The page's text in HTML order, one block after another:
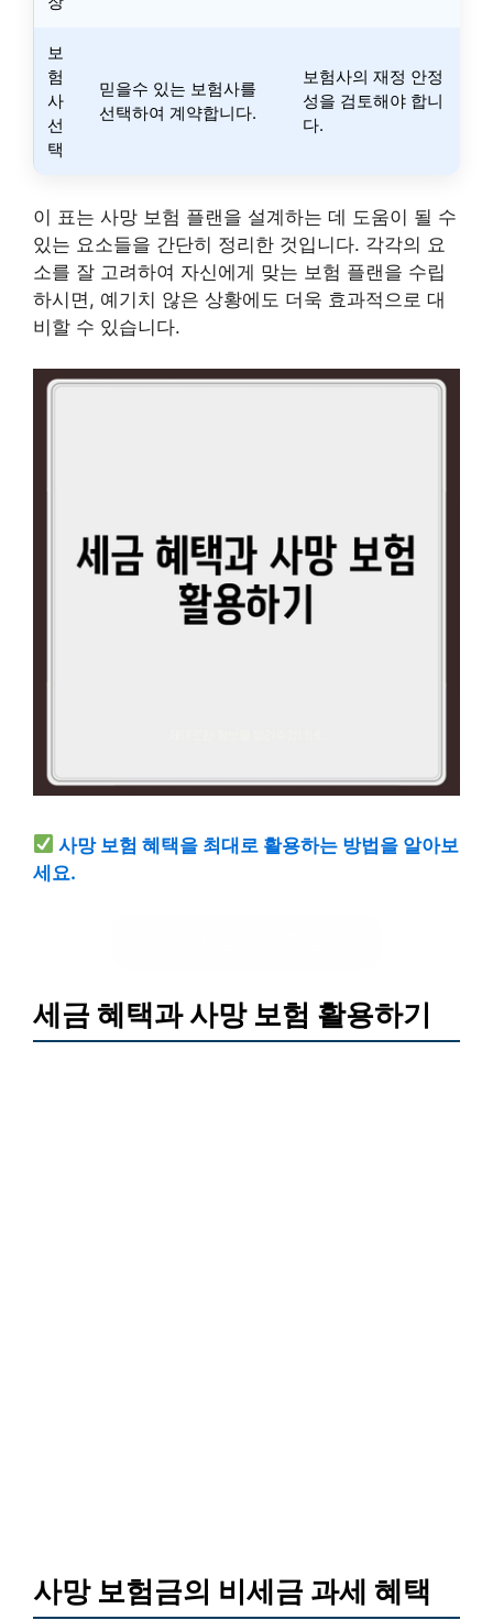
보
험
사
선
택
믿을수 있는 보험사를
선택하여 계약합니다.
보험사의 재정 안정
성을 검토해야 합니
다.
이 표는 사망 보험 플랜을 설계하는 데 도움이 될 수
있는 요소들을 간단히 정리한 것입니다. 각각의 요
소를 잘 고려하여 자신에게 맞는 보험 플랜을 수립
하시면, 예기치 않은 상황에도 더욱 효과적으로 대
비할 수 있습니다.
사망 보험 혜택을 최대로 활용하는 방법을 알아보
세요.
세금 혜택과 사망 보험 활용하기
사망 보험금의 비세금 과세 혜택